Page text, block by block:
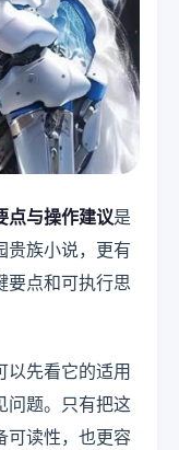
点与操作建议是
贵族小说，更有
要点和可执行思
以先看它的适用
问题。只有把这
可读性，也更容